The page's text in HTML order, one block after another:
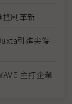
制革新
引進尖端
主打企業